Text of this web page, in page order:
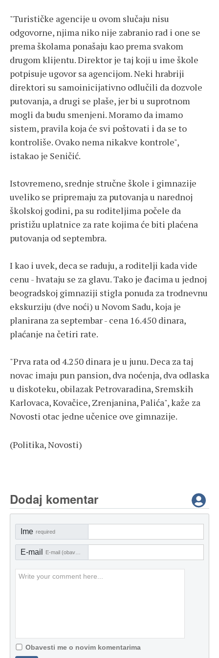
"Turističke agencije u ovom slučaju nisu
odgovorne, njima niko nije zabranio rad i one se
prema školama ponašaju kao prema svakom
drugom klijentu. Direktor je taj koji u ime škole
potpisuje ugovor sa agencijom. Neki hrabriji
direktori su samoinicijativno odlučili da dozvole
putovanja, a drugi se plaše, jer bi u suprotnom
mogli da budu smenjeni. Moramo da imamo
sistem, pravila koja će svi poštovati i da se to
kontroliše. Ovako nema nikakve kontrole",
istakao je Seničić.
Istovremeno, srednje stručne škole i gimnazije
uveliko se pripremaju za putovanja u narednoj
školskoj godini, pa su roditeljima počele da
pristižu uplatnice za rate kojima će biti plaćena
putovanja od septembra.
I kao i uvek, deca se raduju, a roditelji kada vide
cenu - hvataju se za glavu. Tako je đacima u jednoj
beogradskoj gimnaziji stigla ponuda za trodnevnu
ekskurziju (dve noći) u Novom Sadu, koja je
planirana za septembar - cena 16.450 dinara,
plaćanje na četiri rate.
"Prva rata od 4.250 dinara je u junu. Deca za taj
novac imaju pun pansion, dva noćenja, dva odlaska
u diskoteku, obilazak Petrovaradina, Sremskih
Karlovaca, Kovačice, Zrenjanina, Palića", kaže za
Novosti otac jedne učenice ove gimnazije.
(Politika, Novosti)
Dodaj komentar
Ime required
E-mail
Obavesti me o novim komentarima